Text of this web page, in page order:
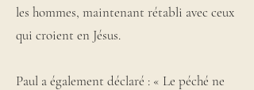
les hommes, maintenant rétabli avec ceux
qui croient en Jésus.
Paul a également déclaré : « Le péché ne